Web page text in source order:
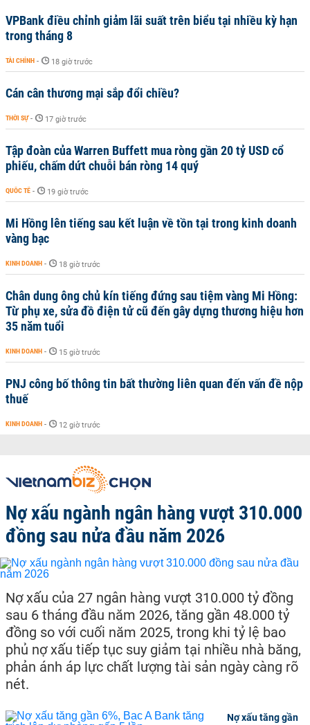
VPBank điều chỉnh giảm lãi suất trên biểu tại nhiều kỳ hạn
trong tháng 8
TÀI CHÍNH - 18 giờ trước
Cán cân thương mại sắp đổi chiều?
THỜI SỰ - 17 giờ trước
Tập đoàn của Warren Buffett mua ròng gần 20 tỷ USD cổ
phiếu, chấm dứt chuỗi bán ròng 14 quý
QUỐC TẾ - 19 giờ trước
Mi Hồng lên tiếng sau kết luận về tồn tại trong kinh doanh
vàng bạc
KINH DOANH - 18 giờ trước
Chân dung ông chủ kín tiếng đứng sau tiệm vàng Mi Hồng:
Từ phụ xe, sửa đồ điện tử cũ đến gây dựng thương hiệu hơn
35 năm tuổi
KINH DOANH - 15 giờ trước
PNJ công bố thông tin bất thường liên quan đến vấn đề nộp
thuế
KINH DOANH - 12 giờ trước
Nợ xấu ngành ngân hàng vượt 310.000
đồng sau nửa đầu năm 2026
Nợ xấu của 27 ngân hàng vượt 310.000 tỷ đồng
sau 6 tháng đầu năm 2026, tăng gần 48.000 tỷ
đồng so với cuối năm 2025, trong khi tỷ lệ bao
phủ nợ xấu tiếp tục suy giảm tại nhiều nhà băng,
phản ánh áp lực chất lượng tài sản ngày càng rõ
nét.
Nợ xấu tăng gần